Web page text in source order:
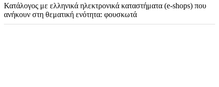
Κατάλογος με ελληνικά ηλεκτρονικά καταστήματα (e-shops) που
ανήκουν στη θεματική ενότητα: φουσκωτά